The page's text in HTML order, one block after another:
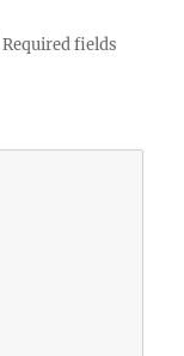
Required fields